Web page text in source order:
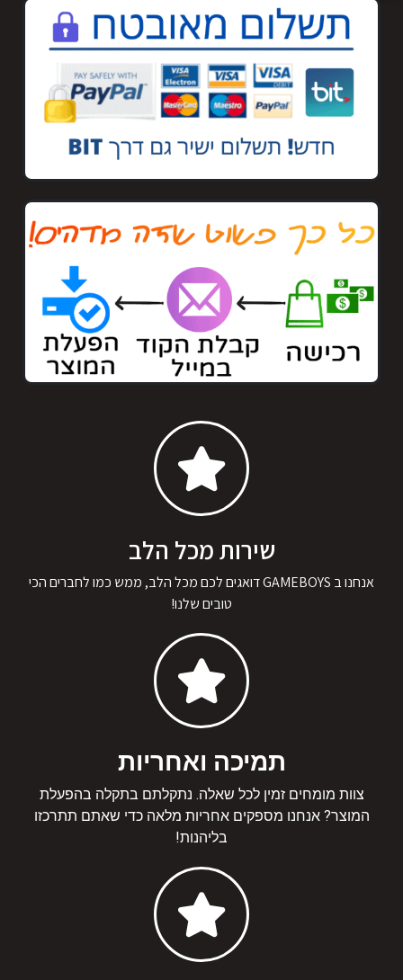
שירות מכל הלב
אנחנו ב GAMEBOYS דואגים לכם מכל הלב, ממש כמו לחברים הכי
טובים שלנו!
תמיכה ואחריות
צוות מומחים זמין לכל שאלה. נתקלתם בתקלה בהפעלת
המוצר? אנחנו מספקים אחריות מלאה כדי שאתם תתרכזו
בליהנות!